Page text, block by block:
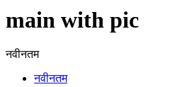
main with pic
नवीनतम
नवीनतम